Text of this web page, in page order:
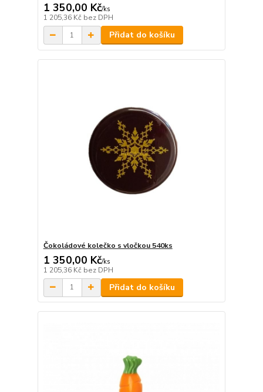
1 350,00 Kč/ks
1 205,36 Kč bez DPH
Přidat do košíku
Čokoládové kolečko s vločkou 540ks
1 350,00 Kč/ks
1 205,36 Kč bez DPH
Přidat do košíku